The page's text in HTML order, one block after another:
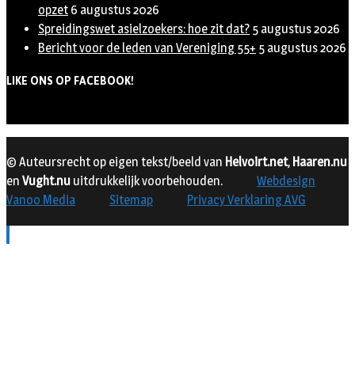
opzet 6 augustus 2026
Spreidingswet asielzoekers: hoe zit dat? 5 augustus 2026
Bericht voor de leden van Vereniging 55+ 5 augustus 2026
LIKE ONS OP FACEBOOK!
© Auteursrecht op eigen tekst/beeld van Helvoirt.net, Haaren.nu
en Vught.nu uitdrukkelijk voorbehouden.
Webdesign
Vanoo Media
Sitemap Privacy Verklaring AVG